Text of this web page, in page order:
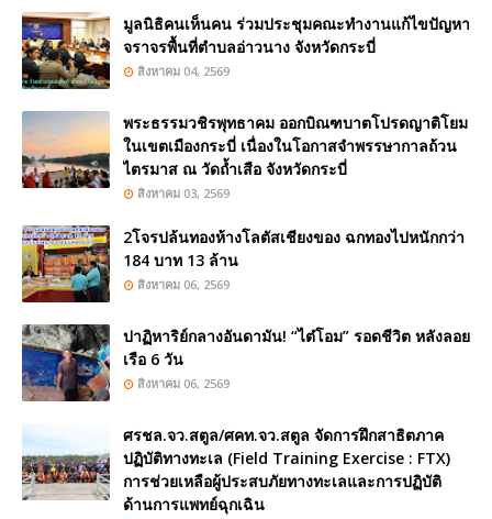
มูลนิธิคนเห็นคน ร่วมประชุมคณะทำงานแก้ไขปัญหา
จราจรพื้นที่ตำบลอ่าวนาง จังหวัดกระบี่
สิงหาคม 04, 2569
พระธรรมวชิรพุทธาคม ออกบิณฑบาตโปรดญาติโยม
ในเขตเมืองกระบี่ เนื่องในโอกาสจำพรรษากาลถ้วน
ไตรมาส ณ วัดถ้ำเสือ จังหวัดกระบี่
สิงหาคม 03, 2569
2โจรปล้นทองห้างโลตัสเชียงของ ฉกทองไปหนักกว่า
184 บาท 13 ล้าน
สิงหาคม 06, 2569
ปาฏิหาริย์กลางอันดามัน! “ไต๋โอม” รอดชีวิต หลังลอย
เรือ 6 วัน
สิงหาคม 06, 2569
ศรชล.จว.สตูล/ศคท.จว.สตูล จัดการฝึกสาธิตภาค
ปฏิบัติทางทะเล (Field Training Exercise : FTX)
การช่วยเหลือผู้ประสบภัยทางทะเลและการปฏิบัติ
ด้านการแพทย์ฉุกเฉิน